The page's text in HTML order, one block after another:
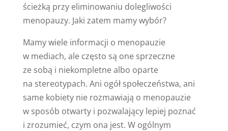
ścieżką przy eliminowaniu dolegliwości
menopauzy. Jaki zatem mamy wybór?
Mamy wiele informacji o menopauzie
w mediach, ale często są one sprzeczne
ze sobą i niekompletne albo oparte
na stereotypach. Ani ogół społeczeństwa, ani
same kobiety nie rozmawiają o menopauzie
w sposób otwarty i pozwalający lepiej poznać
i zrozumieć, czym ona jest. W ogólnym